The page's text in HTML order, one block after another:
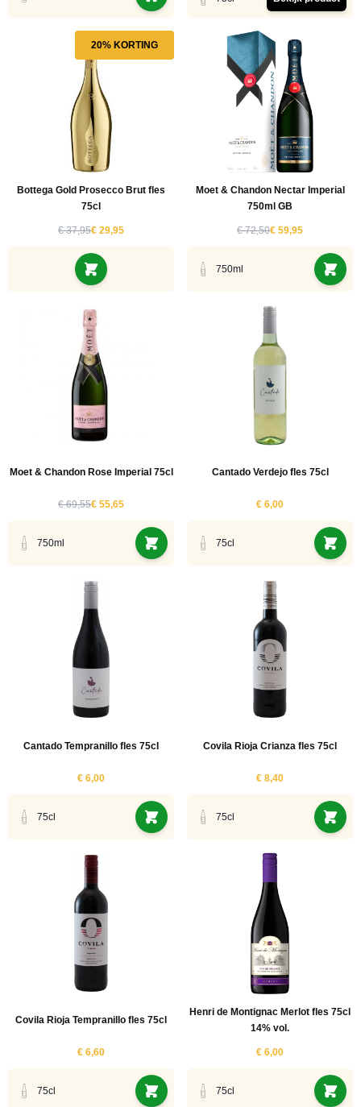
20% KORTING
Bottega Gold Prosecco Brut fles
75cl
€ 37,95€ 29,95
Moet & Chandon Nectar Imperial
750ml GB
€ 72,50€ 59,95
750ml
Moet & Chandon Rose Imperial 75cl
€ 69,55€ 55,65
750ml
Cantado Verdejo fles 75cl
€ 6,00
75cl
Cantado Tempranillo fles 75cl
€ 6,00
75cl
Covila Rioja Crianza fles 75cl
€ 8,40
75cl
Covila Rioja Tempranillo fles 75cl
€ 6,60
75cl
Henri de Montignac Merlot fles 75cl
14% vol.
€ 6,00
75cl